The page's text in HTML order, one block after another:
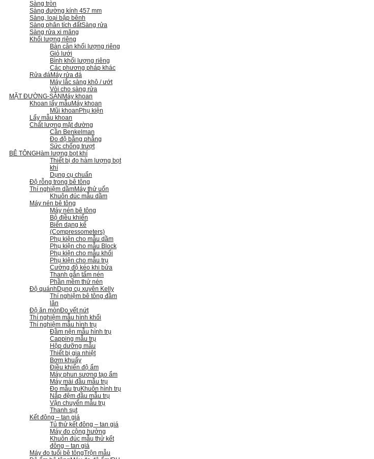
Sàng tròn
Sàng đường kính 457 mm
Sàng, loại bập bênh
Sàng phân tích đấtSàng rửa
Sàng rửa xi măng
Khối lượng riêng
Bàn cân khối lượng riêng
Giỏ lưới
Bình khối lượng riêng
Các phương pháp khác
Rửa đáMáy rửa đá
Máy lắc sàng khô / ướt
Vòi cho sàng rửa
MẶT ĐƯỜNG-SÀN Máy khoan
Khoan lấy mẫu Máy khoan
Mũi khoan Phụ kiện
Lấy mẫu khoan
Chất lượng mặt đường
Cần Benkelman
Đo độ bằng phẳng
Sức chống trượt
BÊ TÔNGHàm lượng bọt khí
Thiết bị đo hàm lượng bọt
khí
Dụng cụ chuẩn
Độ rỗng trong bê tông
Thí nghiệm dầmMáy thử uốn
Khuôn đúc mẫu dầm
Máy nén bê tông
Máy nén bê tông
Bộ điều khiển
Biến dạng kế
(Compressometers)
Phụ kiện cho mẫu dầm
Phụ kiện cho mẫu Block
Phụ kiện cho mẫu khối
Phụ kiện cho mẫu trụ
Cường độ kéo khi bửa
Thanh gắn tấm nén
Phần mềm thử nén
Độ quánh Dụng cụ xuyên Kelly
Thí nghiệm bê tông đầm
lăn
Độ ăn mònĐo vết nứt
Thí nghiệm mẫu hình khối
Thí nghiệm mẫu hình trụ
Đầm nện mẫu hình trụ
Capping mẫu trụ
Hộp dưỡng mẫu
Thiết bị gia nhiệt
Bơm khuấy
Điều khiển độ ẩm
Máy phun sương tạo ẩm
Máy mài đầu mẫu trụ
Đo mẫu trụ Khuôn hình trụ
Nắp đệm đầu mẫu trụ
Vận chuyển mẫu trụ
Thanh sụt
Kết đông – tan giá
Tủ thử kết đông – tan giá
Máy đo cộng hưởng
Khuôn đúc mẫu thử kết
đông – tan giá
Máy đo tuổi bê tôngTrộn mẫu